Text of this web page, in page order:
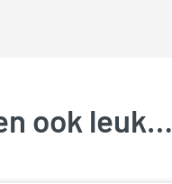
ook leuk…